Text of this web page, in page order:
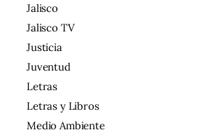
Jalisco
Jalisco TV
Justicia
Juventud
Letras
Letras y Libros
Medio Ambiente